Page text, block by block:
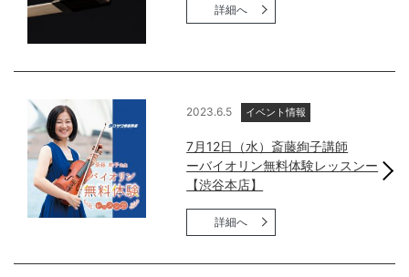
詳細へ
2023.6.5 イベント情報
7月12日（水）斎藤絢子講師
ーバイオリン無料体験レッスンー
【渋谷本店】
詳細へ